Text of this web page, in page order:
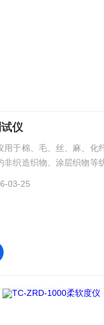
仪
用于棉、毛、丝、麻、化
非织造织物、涂层织物等
纸张、皮革、薄膜等柔
03-25